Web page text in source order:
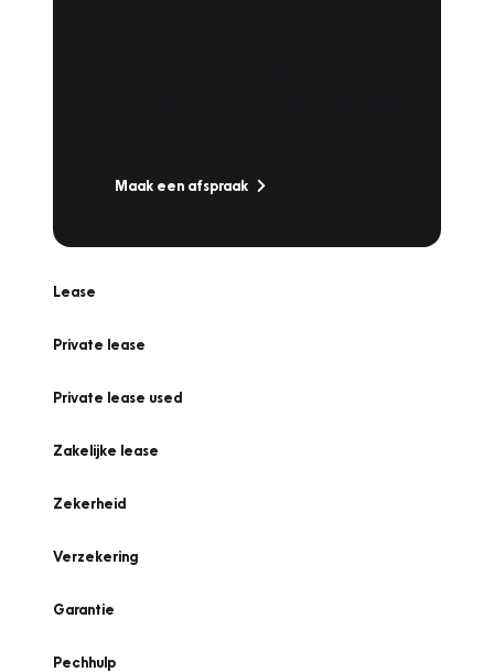
Maak een afspraak
Lease
Private lease
Private lease used
Zakelijke lease
Zekerheid
Verzekering
Garantie
Pechhulp